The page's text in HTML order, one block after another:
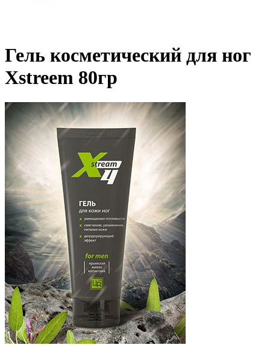
Гель косметический для ног
Xstreem 80гр